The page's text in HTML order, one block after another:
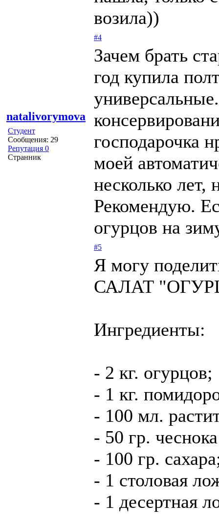
возила))
natalivorymova
Студент
Сообщения: 29
Репутация 0
Странник
#4
Зачем брать
год купила
господарочка
моей
несколько лет,
Рекомендую.
огурцов на
#5
Я могу
САЛАТ
Ингредиенты:
- 2 кг. огурцов;
- 1 кг.
- 100 мл.
- 50 гр.
- 100 гр.
- 1 столовая
- 1 десертная